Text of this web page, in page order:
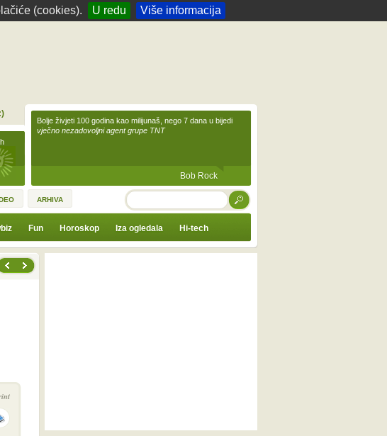
(cookies). U redu Više informacija
Bolje živjeti 100 godina kao milijunaš, nego 7 dana u bijedi
vječno nezadovoljni agent grupe TNT
Bob Rock
ARHIVA TRAŽI
Fun Horoskop Iza ogledala Hi-tech